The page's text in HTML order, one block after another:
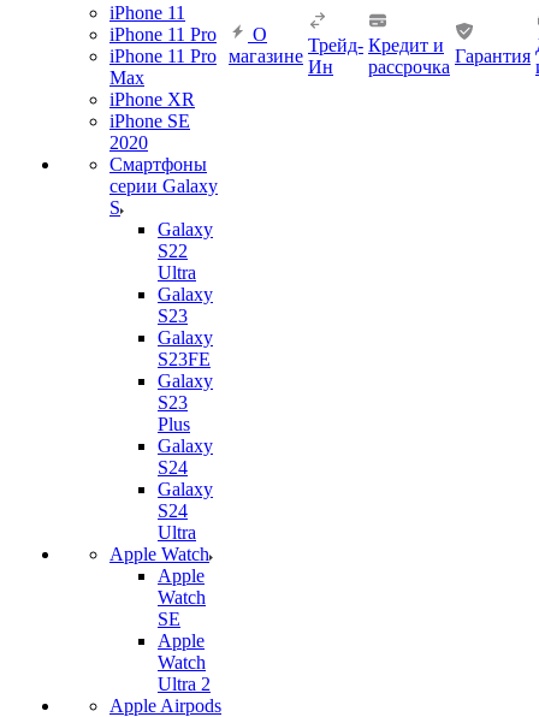
iPhone 11
iPhone 11 Pro
iPhone 11 Pro
Max
iPhone XR
iPhone SE
2020
Смартфоны
серии Galaxy
S
Galaxy
S22
Ultra
Galaxy
S23
Galaxy
S23FE
Galaxy
S23
Plus
Galaxy
S24
Galaxy
S24
Ultra
Apple Watch
Apple
Watch
SE
Apple
Watch
Ultra 2
Apple Airpods
О
магазине
Трейд-
Ин
Кредит и
рассрочка
Гарантия